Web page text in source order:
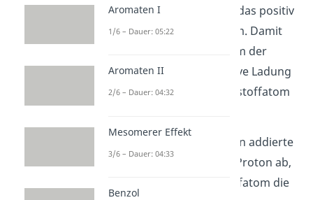
nucleophilen Angriff
auf das positiv
geladene Kohlenstoffatom. Damit
nimmt das Sauerstoffatom der
Hydroxygruppe die positive Ladung
auf und ist an das Kohlenstoffatom
Zuletzt gibt das zusammen addierte
Produkt im4. Schritt
ein Proton ab,
damit auch das Sauerstoffatom die
Aromaten I
1/6 – Dauer: 05:22
Aromaten II
2/6 – Dauer: 04:32
Mesomerer Effekt
3/6 – Dauer: 04:33
Benzol